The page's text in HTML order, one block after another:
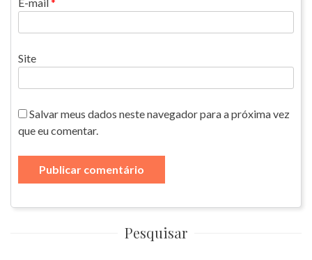
Site
Salvar meus dados neste navegador para a próxima vez
que eu comentar.
Pesquisar